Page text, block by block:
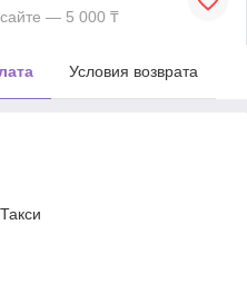
— 5 000 ₸
Условия возврата